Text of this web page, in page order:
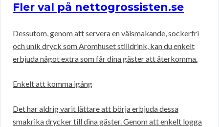
Fler val på nettogrossisten.se
Dessutom, genom att servera en välsmakande, sockerfri
och unik dryck som Aromhuset stilldrink, kan du enkelt
erbjuda något extra som får dina gäster att återkomma.
Enkelt att komma igång
Det har aldrig varit lättare att börja erbjuda dessa
smakrika drycker till dina gäster. Genom att enkelt logga